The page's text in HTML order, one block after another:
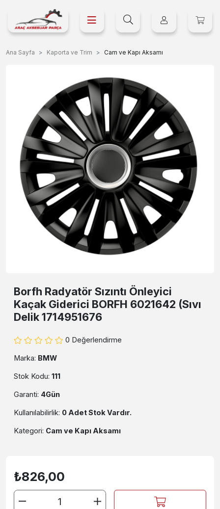
Ana Sayfa Kaporta ve Trim Cam ve Kapı Aksamı
Borfh Radyatör Sızıntı Önleyici
Kaçak Giderici BORFH 6021642 (Sıvı
Delik 1714951676
0 Değerlendirme
Marka: BMW
Stok Kodu: 111
Garanti: 4Gün
Kullanılabilirlik: 0 Adet Stok Vardır.
Kategori: Cam ve Kapı Aksamı
₺826,00